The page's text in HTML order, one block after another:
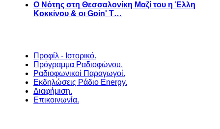
Ο Νότης στη Θεσσαλονίκη Μαζί του η Έλλη
Κοκκίνου & οι Goin' T…
Προφίλ - Ιστορικό.
Πρόγραμμα Ραδιοφώνου.
Ραδιοφωνικοί Παραγωγοί.
Εκδηλώσεις Ράδιο Energy.
Διαφήμιση.
Επικοινωνία.